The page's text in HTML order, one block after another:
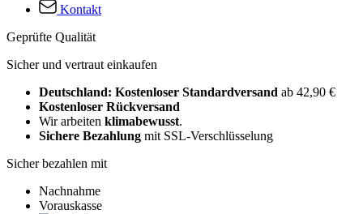
Kontakt
Geprüfte Qualität
Sicher und vertraut einkaufen
Deutschland: Kostenloser Standardversand ab 42,90 €
Kostenloser Rückversand
Wir arbeiten klimabewusst.
Sichere Bezahlung mit SSL-Verschlüsselung
Sicher bezahlen mit
Nachnahme
Vorauskasse